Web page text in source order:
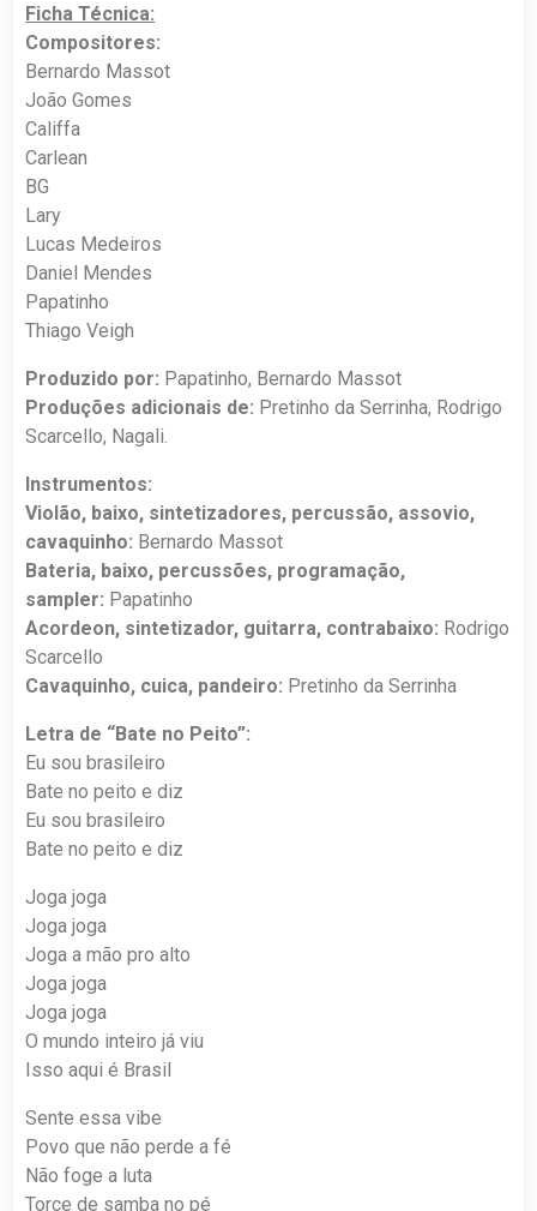
Ficha Técnica:
Compositores:
Bernardo Massot
João Gomes
Califfa
Carlean
BG
Lary
Lucas Medeiros
Daniel Mendes
Papatinho
Thiago Veigh
Produzido por: Papatinho, Bernardo Massot
Produções adicionais de: Pretinho da Serrinha, Rodrigo
Scarcello, Nagali.
Instrumentos:
Violão, baixo, sintetizadores, percussão, assovio,
cavaquinho: Bernardo Massot
Bateria, baixo, percussões, programação,
sampler: Papatinho
Acordeon, sintetizador, guitarra, contrabaixo: Rodrigo
Scarcello
Cavaquinho, cuica, pandeiro: Pretinho da Serrinha
Letra de “Bate no Peito”:
Eu sou brasileiro
Bate no peito e diz
Eu sou brasileiro
Bate no peito e diz
Joga joga
Joga joga
Joga a mão pro alto
Joga joga
Joga joga
O mundo inteiro já viu
Isso aqui é Brasil
Sente essa vibe
Povo que não perde a fé
Não foge a luta
Torce de samba no pé